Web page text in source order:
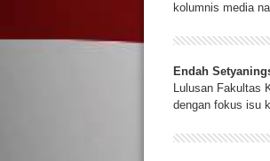
kolumnis media
Endah
Lulusan Fakultas
dengan fokus isu